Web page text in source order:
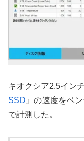
キオクシア2.5イン
SSD 』の速度をベ
で計測した。